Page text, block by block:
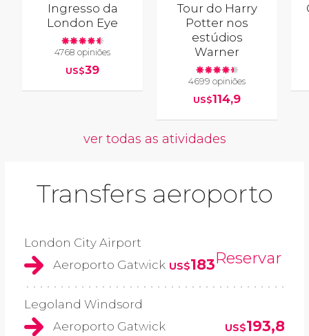
Ingresso da
London Eye
4768 opiniões
US$39
Tour do Harry
Potter nos
estúdios
Warner
4699 opiniões
US$114,9
ver todas as atividades
Transfers aeroporto
London City Airport
Aeroporto Gatwick US$183Reservar
Legoland Windsord
Aeroporto Gatwick
US$193,8